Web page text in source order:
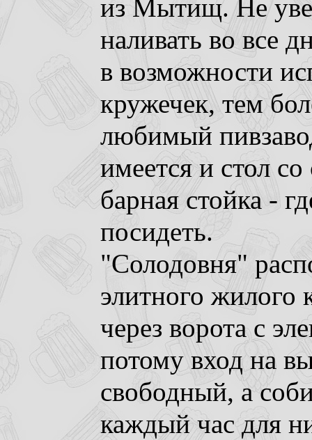
из Мытищ. Не
наливать во все
в возможности
кружечек, тем
любимый
имеется и стол
барная стойка -
посидеть.
"Солодовня"
элитного жилого
через ворота с
потому вход на
свободный, а
каждый час для